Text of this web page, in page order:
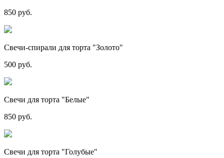
850 руб.
Свечи-спирали для торта "Золото"
500 руб.
Свечи для торта "Белые"
850 руб.
Свечи для торта "Голубые"